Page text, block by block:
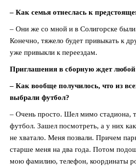
– Как семья отнеслась к
– Они же со мной и в Солигорске
Конечно, тяжело будет привыкать к
уже привыкли к переездам.
Приглашения в сборную ждет любой
– Как вообще получилось, что из
выбрали футбол?
– Очень просто. Шел мимо стадиона,
футбол. Зашел посмотреть, а у них
не хватало. Меня позвали. Причем
старше меня на два года. Потом
мою фамилию, телефон, координаты